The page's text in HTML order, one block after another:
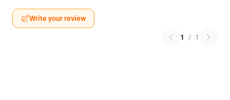
Write your review
1 / 1